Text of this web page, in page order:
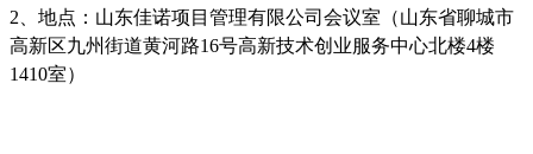
2、地点： 山东佳诺项目管理有限公司会议室（山东省聊城市
高新区九州街道黄河路16号高新技术创业服务中心北楼4楼
1410室）